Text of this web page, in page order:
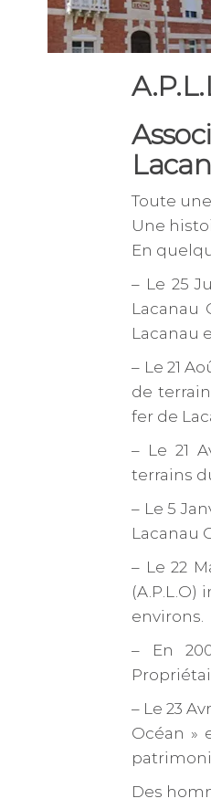
Toute
Une
En
– Le 25
Lacanau
Lacanau
– Le 21
de
fer de
– Le 21
terrains
– Le 5
Lacanau
– Le 22
environs.
– En
– Le 23
Océan »
Des